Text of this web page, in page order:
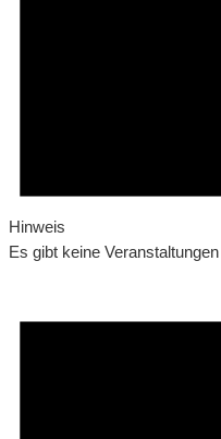
Hinweis
Es gibt keine